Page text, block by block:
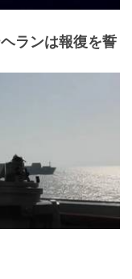
ランは報復を誓